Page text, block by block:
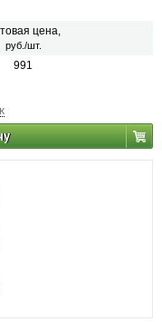
цена,
руб./шт.
991